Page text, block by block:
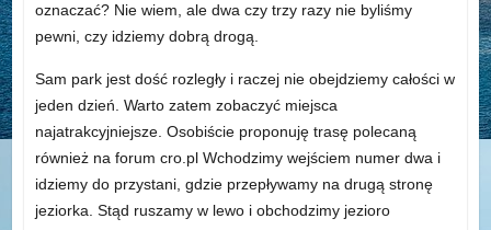
oznaczać? Nie wiem, ale dwa czy trzy razy nie byliśmy
pewni, czy idziemy dobrą drogą.
Sam park jest dość rozległy i raczej nie obejdziemy całości w
jeden dzień. Warto zatem zobaczyć miejsca
najatrakcyjniejsze. Osobiście proponuję trasę polecaną
również na forum cro.pl Wchodzimy wejściem numer dwa i
idziemy do przystani, gdzie przepływamy na drugą stronę
jeziorka. Stąd ruszamy w lewo i obchodzimy jezioro